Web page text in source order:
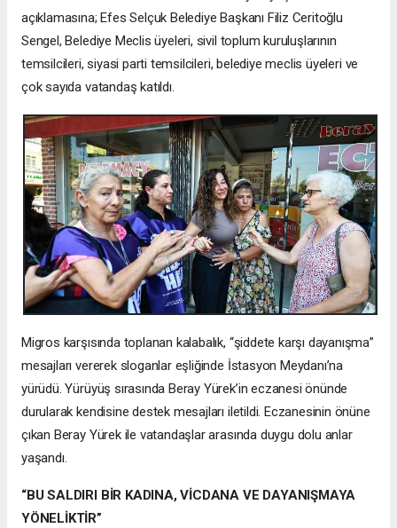
açıklamasına; Efes Selçuk Belediye Başkanı Filiz Ceritoğlu
Sengel, Belediye Meclis üyeleri, sivil toplum kuruluşlarının
temsilcileri, siyasi parti temsilcileri, belediye meclis üyeleri ve
çok sayıda vatandaş katıldı.
Migros karşısında toplanan kalabalık, “şiddete karşı dayanışma”
mesajları vererek sloganlar eşliğinde İstasyon Meydanı’na
yürüdü. Yürüyüş sırasında Beray Yürek’in eczanesi önünde
durularak kendisine destek mesajları iletildi. Eczanesinin önüne
çıkan Beray Yürek ile vatandaşlar arasında duygu dolu anlar
yaşandı.
“BU SALDIRI BİR KADINA, VİCDANA VE DAYANIŞMAYA
YÖNELİKTİR”